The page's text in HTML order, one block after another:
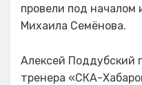
провели под началом
Михаила Семёнова.
Алексей Поддубский
тренера «СКА-